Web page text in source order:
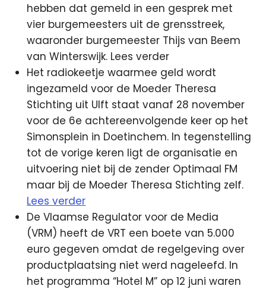
hebben dat gemeld in een gesprek met
vier burgemeesters uit de grensstreek,
waaronder burgemeester Thijs van Beem
van Winterswijk. Lees verder
Het radiokeetje waarmee geld wordt
ingezameld voor de Moeder Theresa
Stichting uit Ulft staat vanaf 28 november
voor de 6e achtereenvolgende keer op het
Simonsplein in Doetinchem. In tegenstelling
tot de vorige keren ligt de organisatie en
uitvoering niet bij de zender Optimaal FM
maar bij de Moeder Theresa Stichting zelf.
Lees verder
De Vlaamse Regulator voor de Media
(VRM) heeft de VRT een boete van 5.000
euro gegeven omdat de regelgeving over
productplaatsing niet werd nageleefd. In
het programma “Hotel M” op 12 juni waren